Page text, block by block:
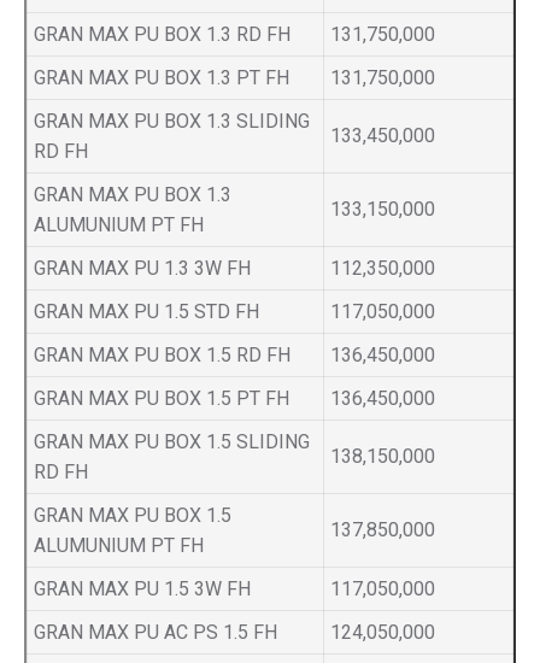
GRAN MAX PU BOX 1.3 RD FH
131,750,000
GRAN MAX PU BOX 1.3 PT FH
131,750,000
GRAN MAX PU BOX 1.3 SLIDING
RD FH
133,450,000
GRAN MAX PU BOX 1.3
ALUMUNIUM PT FH
133,150,000
GRAN MAX PU 1.3 3W FH
112,350,000
GRAN MAX PU 1.5 STD FH
117,050,000
GRAN MAX PU BOX 1.5 RD FH
136,450,000
GRAN MAX PU BOX 1.5 PT FH
136,450,000
GRAN MAX PU BOX 1.5 SLIDING
RD FH
138,150,000
GRAN MAX PU BOX 1.5
ALUMUNIUM PT FH
137,850,000
GRAN MAX PU 1.5 3W FH
117,050,000
GRAN MAX PU AC PS 1.5 FH
124,050,000